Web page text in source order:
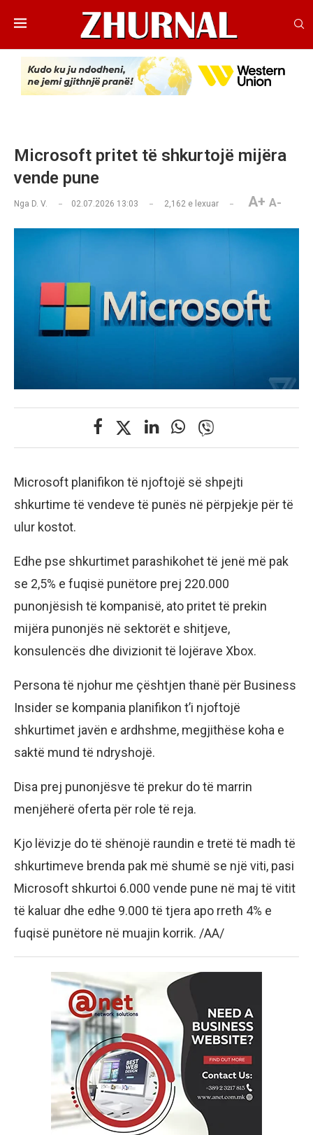
Microsoft pritet të shkurtojë mijëra
vende pune
Nga D. V. 02.07.2026 13:03 2,162 e lexuar A+ A-
Microsoft planifikon të njoftojë së shpejti
shkurtime të vendeve të punës në përpjekje për të
ulur kostot.
Edhe pse shkurtimet parashikohet të jenë më pak
se 2,5% e fuqisë punëtore prej 220.000
punonjësish të kompanisë, ato pritet të prekin
mijëra punonjës në sektorët e shitjeve,
konsulencës dhe divizionit të lojërave Xbox.
Persona të njohur me çështjen thanë për Business
Insider se kompania planifikon t’i njoftojë
shkurtimet javën e ardhshme, megjithëse koha e
saktë mund të ndryshojë.
Disa prej punonjësve të prekur do të marrin
menjëherë oferta për role të reja.
Kjo lëvizje do të shënojë raundin e tretë të madh të
shkurtimeve brenda pak më shumë se një viti, pasi
Microsoft shkurtoi 6.000 vende pune në maj të vitit
të kaluar dhe edhe 9.000 të tjera apo rreth 4% e
fuqisë punëtore në muajin korrik. /AA/